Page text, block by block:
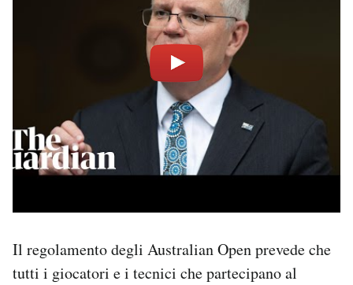
Il regolamento degli Australian Open prevede che
tutti i giocatori e i tecnici che partecipano al